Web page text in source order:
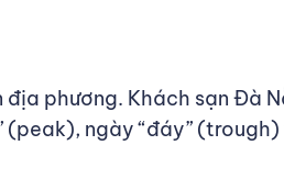
phương. Khách sạn Đà
(peak), ngày “đáy”